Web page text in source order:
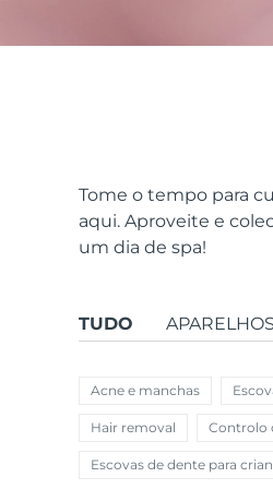
Tome o tempo para
aqui. Aproveite e
um dia de spa!
TUDO APARELHOS
Acne e manchas
Hair removal Controlo
Escovas de dente para
FAQ™ Dual LED Panel
Ofertas especiais